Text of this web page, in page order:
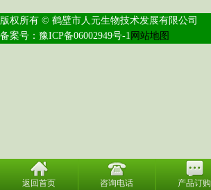
返回首页 咨询电话 产品订购
版权所有 © 鹤壁市人元生物技术发展有限公司
备案号：豫ICP备06002949号-1 网站地图